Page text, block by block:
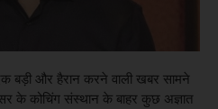
बड़ी और हैरान करने वाली खबर सामने
के कोचिंग संस्थान के बाहर कुछ अज्ञात